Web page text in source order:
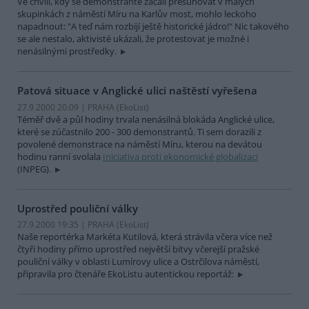
skupinkách z náměstí Míru na Karlův most, mohlo leckoho
napadnout: "A teď nám rozbijí ještě historické jádro!" Nic takového
se ale nestalo, aktivisté ukázali, že protestovat je možné i
nenásilnými prostředky.
Patová situace v Anglické ulici naštěstí vyřešena
27.9.2000 20:09 | PRAHA (EkoList)
Téměř dvě a půl hodiny trvala nenásilná blokáda Anglické ulice,
které se zúčastnilo 200 - 300 demonstrantů. Ti sem dorazili z
povolené demonstrace na náměstí Míru, kterou na devátou
hodinu ranní svolala Iniciativa proti ekonomické globalizaci
(INPEG).
Uprostřed pouliční války
27.9.2000 19:35 | PRAHA (EkoList)
Naše reportérka Markéta Kutilová, která strávila včera více než
čtyři hodiny přímo uprostřed největší bitvy včerejší pražské
pouliční války v oblasti Lumírovy ulice a Ostrčilova náměstí,
připravila pro čtenáře EkoListu autentickou reportáž: